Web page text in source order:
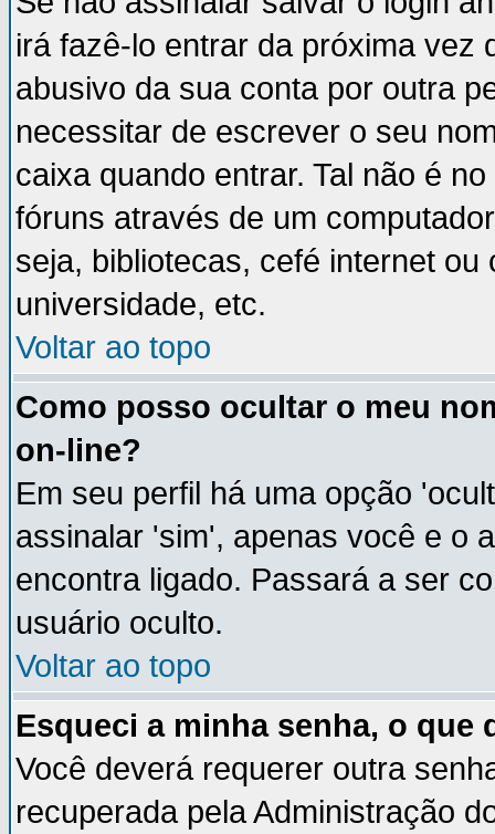
irá fazê-lo entrar da próxima vez
abusivo da sua conta por outra
necessitar de escrever o seu
caixa quando entrar. Tal não é
fóruns através de um
seja, bibliotecas, cefé internet
universidade, etc.
Voltar ao topo
Como posso ocultar o meu
on-line?
Em seu perfil há uma opção
assinalar 'sim', apenas você e o
encontra ligado. Passará a ser
usuário oculto.
Voltar ao topo
Esqueci a minha senha, o que
Você deverá requerer outra
recuperada pela Administração